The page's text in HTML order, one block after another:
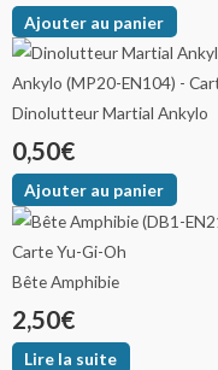
Ajouter au panier
Dinolutteur Martial Ankylo
0,50€
Ajouter au panier
Bête Amphibie
2,50€
Lire la suite